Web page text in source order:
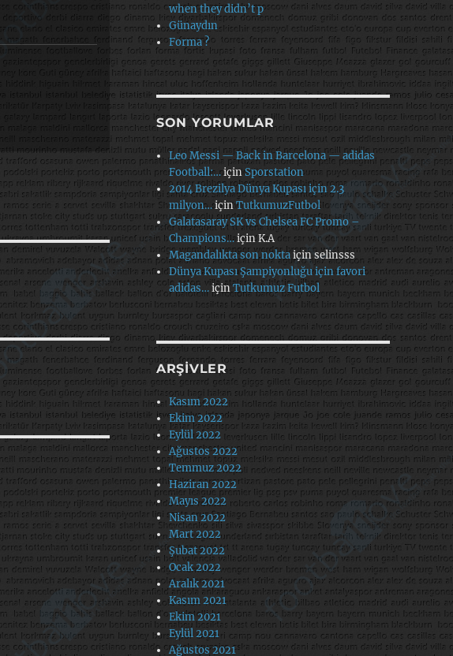
when they didn’t p
Günaydın
Forma ?
SON YORUMLAR
Leo Messi — Back in Barcelona — adidas
Football:…içinSporstation
2014 Brezilya Dünya Kupası için 2.3
milyon…içinTutkumuzFutbol
Galatasaray SK vs Chelsea FC Promo –
Champions…içinK.A
Magandalıkta son noktaiçinselinsss
Dünya Kupası Şampiyonluğu için favori
adidas…içinTutkumuz Futbol
ARŞIVLER
Kasım 2022
Ekim 2022
Eylül 2022
Ağustos 2022
Temmuz 2022
Haziran 2022
Mayıs 2022
Nisan 2022
Mart 2022
Şubat 2022
Ocak 2022
Aralık 2021
Kasım 2021
Ekim 2021
Eylül 2021
Ağustos 2021